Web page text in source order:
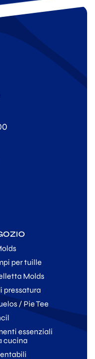
per tuille
Molds
pressatura
/ Pie Tee
essenziali
cucina